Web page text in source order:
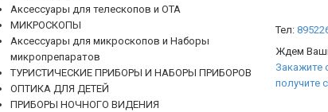
Аксессуары для телескопов и ОТА
МИКРОСКОПЫ
Аксессуары для микроскопов и Наборы
микропрепаратов
ТУРИСТИЧЕСКИЕ ПРИБОРЫ И НАБОРЫ ПРИБОРОВ
ОПТИКА ДЛЯ ДЕТЕЙ
ПРИБОРЫ НОЧНОГО ВИДЕНИЯ
Тел:
Ждем
Закажите
получите